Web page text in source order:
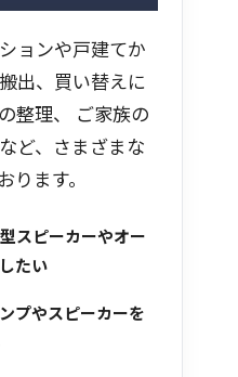
ョンや戸建てか
出、買い替えに
整理、 ご家族の
ど、さまざまな
ります。
スピーカーやオー
たい
プやスピーカーを